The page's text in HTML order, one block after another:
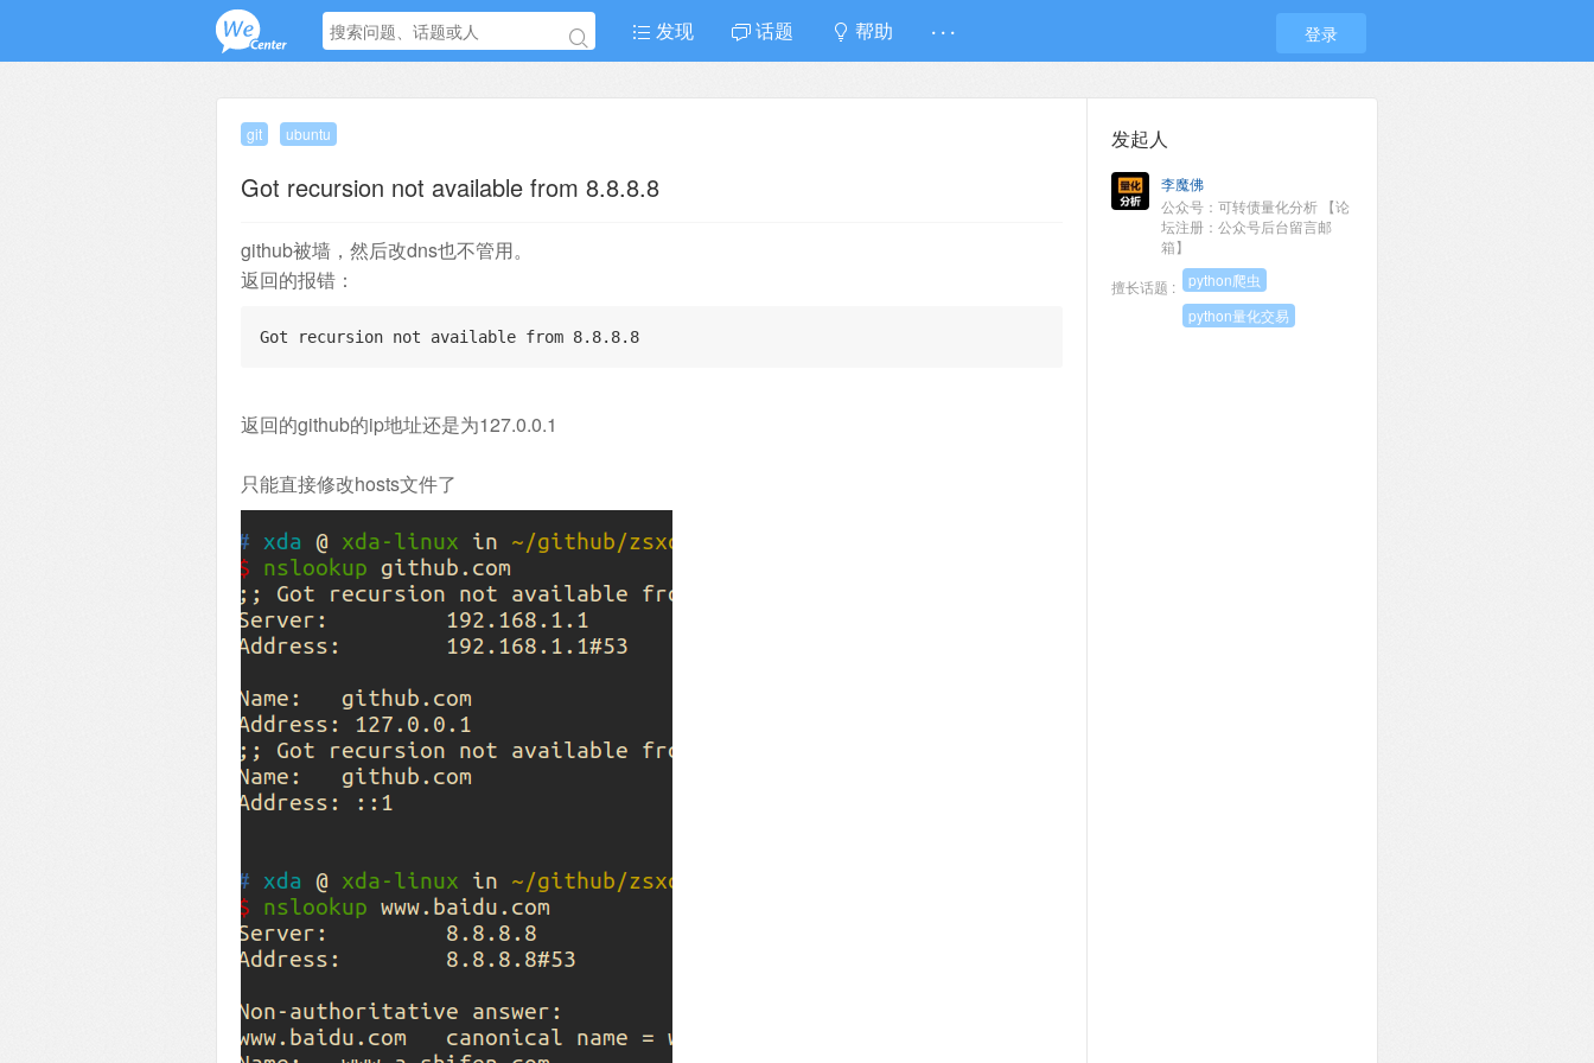
发现 话题 帮助 · · · 登录
git ubuntu
Got recursion not available from 8.8.8.8
github被墙，然后改dns也不管用。
返回的报错：
Got recursion not available from 8.8.8.8
返回的github的ip地址还是为127.0.0.1
只能直接修改hosts文件了
发起人
李魔佛
公众号：可转债量化分析 【论
坛注册：公众号后台留言邮
箱】
擅长话题 :
python爬虫
python量化交易